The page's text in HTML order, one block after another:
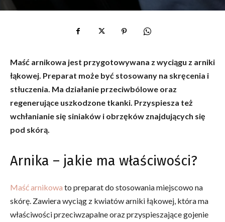
Maść arnikowa jest przygotowywana z wyciągu z arniki
łąkowej. Preparat może być stosowany na skręcenia i
stłuczenia. Ma działanie przeciwbólowe oraz
regenerujące uszkodzone tkanki. Przyspiesza też
wchłanianie się siniaków i obrzęków znajdujących się
pod skórą.
Arnika – jakie ma właściwości?
Maść arnikowa to preparat do stosowania miejscowo na
skórę. Zawiera wyciąg z kwiatów arniki łąkowej, która ma
właściwości przeciwzapalne oraz przyspieszające gojenie